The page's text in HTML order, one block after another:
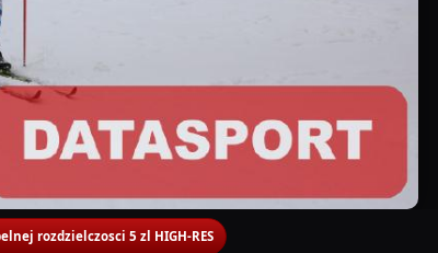
rozdzielczosci 5 zl HIGH-RES